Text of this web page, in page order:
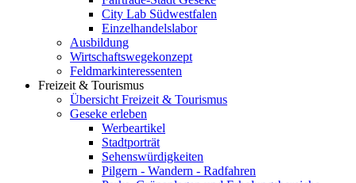
City Lab Südwestfalen
Einzelhandelslabor
Ausbildung
Wirtschaftswegekonzept
Feldmarkinteressenten
Freizeit & Tourismus
Übersicht Freizeit & Tourismus
Geseke erleben
Werbeartikel
Stadtporträt
Sehenswürdigkeiten
Pilgern - Wandern - Radfahren